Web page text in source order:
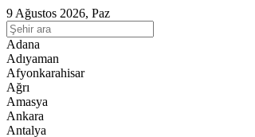
9 Ağustos 2026, Paz
Adana
Adıyaman
Afyonkarahisar
Ağrı
Amasya
Ankara
Antalya